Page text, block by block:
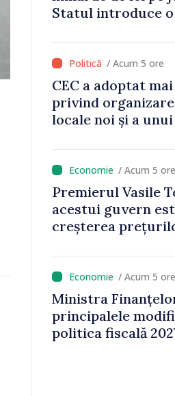
Statul introduce o
/ Acum 5 ore
CEC a adoptat
privind
locale noi și a
/ Acum 5 ore
Premierul Vasile
acestui guvern
creșterea
/ Acum 5 ore
Ministra
principalele
politica fiscală